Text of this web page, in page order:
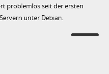
problemlos seit der ersten
unter Debian.